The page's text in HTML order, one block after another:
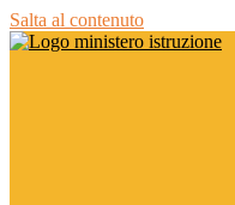
Salta al contenuto